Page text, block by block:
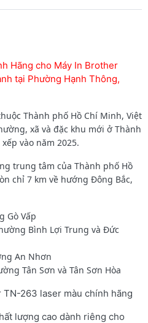
Hãng cho Máy In Brother
tại Phường Hạnh Thông,
Thành phố Hồ Chí Minh, Việt
xã và đặc khu mới ở Thành
vào năm 2025.
trung tâm của Thành phố Hồ
chỉ 7 km về hướng Đông Bắc,
Gò Vấp
Bình Lợi Trung và Đức
An Nhơn
Tân Sơn và Tân Sơn Hòa
263 laser màu chính hãng
lượng cao dành riêng cho